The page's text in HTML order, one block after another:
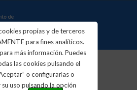
propias y de terceros
para fines analíticos.
para más información. Puedes
las cookies pulsando el
o configurarlas o
su uso pulsando la opción
Actualidad
Noticias